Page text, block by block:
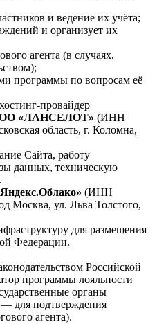
и ведение их учёта;
и организует их
агента (в случаях,
программы по вопросам её
провайдер
«ЛАНСЕЛОТ» (ИНН
область, г. Коломна,
Сайта, работу
данных, техническую
(ИНН
Москва, ул. Льва Толстого,
для размещения
Федерации.
Российской
программы лояльности
органы
для подтверждения
агента).